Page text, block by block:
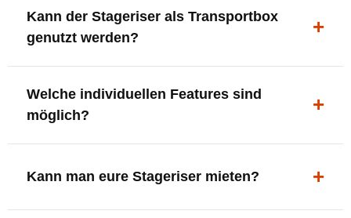
innerhalb Deutschlands kostenfrei.
Kann der Stageriser als Transportbox
genutzt werden?
oder Zubehör nutzen.
Welche individuellen Features sind
möglich?
XLR-Brücke / Schnittstelle
Setlist-Clip
Kann man eure Stageriser mieten?